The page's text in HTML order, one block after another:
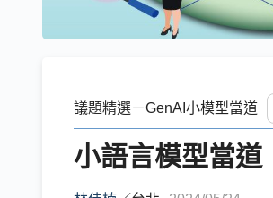
議題精選－GenAI小模型當道
小語言模型當